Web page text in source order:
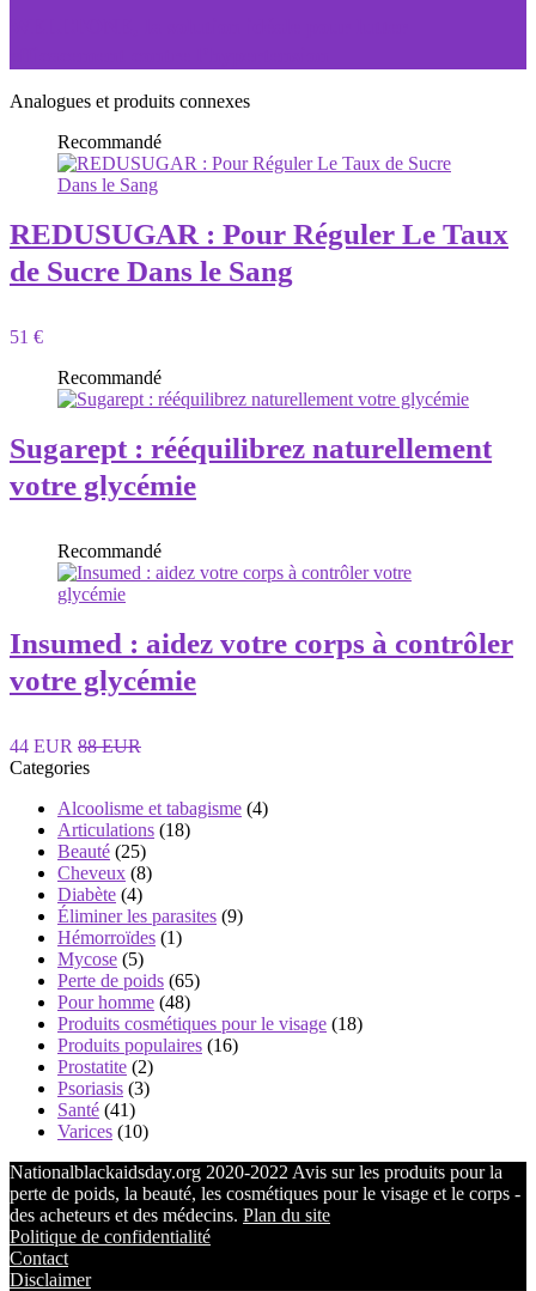
Analogues et produits connexes
Recommandé
REDUSUGAR : Pour Réguler Le Taux
de Sucre Dans le Sang
51 €
Recommandé
Sugarept : rééquilibrez naturellement
votre glycémie
Recommandé
Insumed : aidez votre corps à contrôler
votre glycémie
44 EUR 88 EUR
Categories
Alcoolisme et tabagisme (4)
Articulations (18)
Beauté (25)
Cheveux (8)
Diabète (4)
Éliminer les parasites (9)
Hémorroïdes (1)
Mycose (5)
Perte de poids (65)
Pour homme (48)
Produits cosmétiques pour le visage (18)
Produits populaires (16)
Prostatite (2)
Psoriasis (3)
Santé (41)
Varices (10)
Nationalblackaidsday.org 2020-2022 Avis sur les produits pour la
perte de poids, la beauté, les cosmétiques pour le visage et le corps -
des acheteurs et des médecins. Plan du site
Politique de confidentialité
Contact
Disclaimer